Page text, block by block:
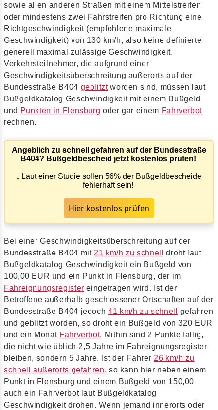
sowie allen anderen Straßen mit einem Mittelstreifen
oder mindestens zwei Fahrstreifen pro Richtung eine
Richtgeschwindigkeit (empfohlene maximale
Geschwindigkeit) von 130 km/h, also keine definierte
generell maximal zulässige Geschwindigkeit.
Verkehrsteilnehmer, die aufgrund einer
Geschwindigkeitsüberschreitung außerorts auf der
Bundesstraße B404 geblitztworden sind, müssen laut
Bußgeldkatalog Geschwindigkeit mit einem Bußgeld
und Punkten in Flensburg oder gar einem Fahrverbot
rechnen.
Angeblich zu schnell gefahren auf der Bundesstraße
B404? Bußgeldbescheid jetzt kostenlos prüfen!
1
Laut einer Studie sollen 56% der Bußgeldbescheide
fehlerhaft sein!
Hier kostenlos prüfen
Bei einer Geschwindigkeitsüberschreitung auf der
Bundesstraße B404 mit 21 km/h zu schnell
droht laut
Bußgeldkatalog Geschwindigkeit ein Bußgeld von
100,00 EUR und ein Punkt in Flensburg, der im
Fahreignungsregister eingetragen wird. Ist der
Betroffene außerhalb geschlossener Ortschaften auf der
Bundesstraße B404 jedoch 41 km/h zu schnell
gefahren
und geblitzt worden, so droht ein Bußgeld von 320 EUR
und ein Monat Fahrverbot. Mithin sind 2 Punkte fällig,
die nicht wie üblich 2,5 Jahre im Fahreignungsregister
bleiben, sondern 5 Jahre. Ist der Fahrer 26 km/h zu
schnell außerorts gefahren, so kann hier neben einem
Punkt in Flensburg und einem Bußgeld von 150,00
auch ein Fahrverbot laut Bußgeldkatalog
Geschwindigkeit drohen. Wenn jemand innerorts oder